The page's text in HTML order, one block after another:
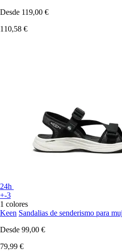
Desde 119,00 €
110,58 €
24h
+-3
1 colores
Keen Sandalias de senderismo para
Desde 99,00 €
79,99 €